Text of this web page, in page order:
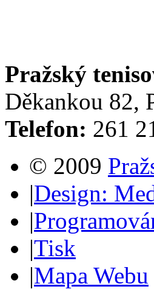
Pražský
Děkankou 82,
Telefon: 261
© 2009
|Design:
|
|Tisk
|Mapa Webu